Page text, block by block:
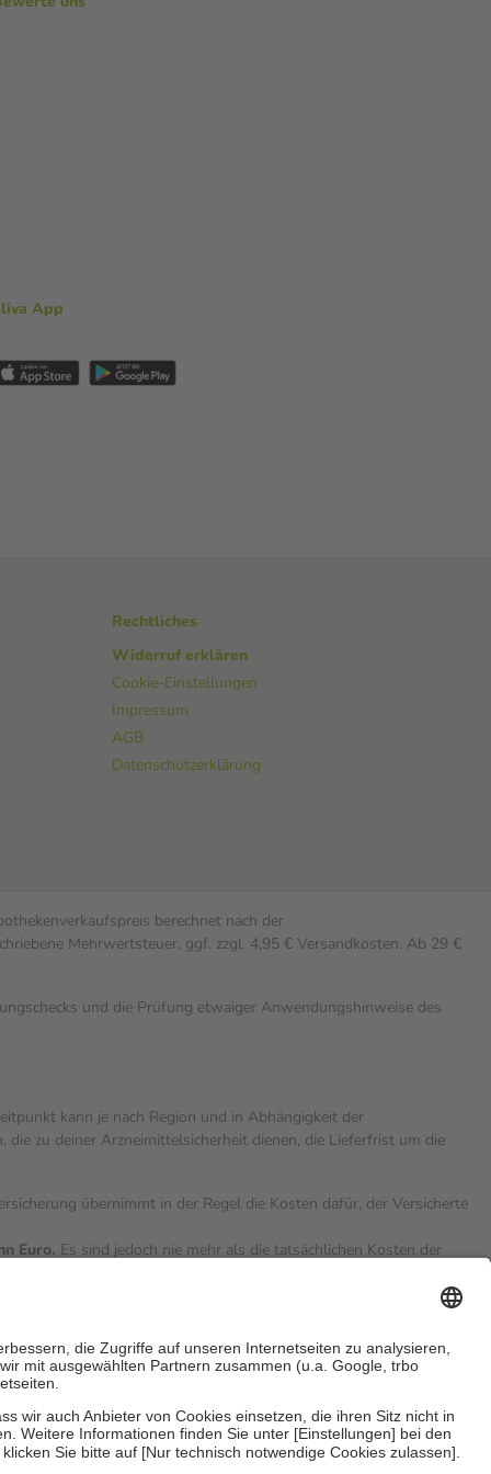
App
Rechtliches
Widerruf erklären
Cookie-Einstellungen
Impressum
AGB
Datenschutzerklärung
berechnet nach der
Mehrwertsteuer, ggf. zzgl. 4,95 € Versandkosten. Ab 29 €
und die Prüfung etwaiger Anwendungshinweise des
kann je nach Region und in Abhängigkeit der
zu deiner Arzneimittelsicherheit dienen, die Lieferfrist um die
übernimmt in der Regel die Kosten dafür, der Versicherte
Euro. Es sind jedoch nie mehr als die tatsächlichen Kosten der
Zuzahlungenan bei: